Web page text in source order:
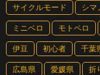
サイクルモード シマ
ミニベロ モトベロ
伊豆 初心者 千葉
広島県 愛媛県 折